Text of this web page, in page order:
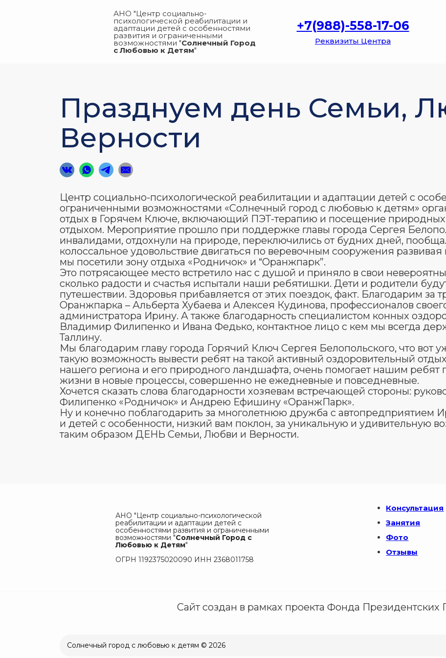
АНО "Центр социально-
психологической реабилитации и
адаптации детей с особенностями
развития и ограниченными
возможностями "Солнечный Город
с Любовью к Детям"
+7(988)-558-17-06
Реквизиты Центра
Празднуем день Семьи,
Верности
Центр социально-психологической реабилитации и адаптации детей с
ограниченными возможностями «Солнечный город с любовью к детям»
отдых в Горячем Ключе, включающий ПЭТ-терапию и посещение
отдыхом. Мероприятие прошло при поддержке главы города Сергея
инвалидами, отдохнули на природе, переключились от будних дней,
колоссальное удовольствие двигаться по веревочным сооружения
мы посетили зону отдыха «Родничок» и “Оранжпарк”.
Это потрясающее место встретило нас с душой и приняло в свои
сколько радости и счастья испытали наши ребятишки. Дети и родители
путешествии. Здоровья прибавляется от этих поездок, факт. Благодарим за
Оранжпарка – Альберта Хубаева и Алексея Кудинова, профессионалов
администратора Ирину. А также благодарность специалистом конных
Владимир Филипенко и Ивана Федько, контактное лицо с кем мы всегда
Таллину.
Мы благодарим главу города Горячий Ключ Сергея Белопольского, что вот
такую возможность вывести ребят на такой активный оздоровительный
нашего региона и его природного ландшафта, очень помогает нашим ребят
жизни в новые процессы, совершенно не ежедневные и повседневные.
Хочется сказать слова благодарности хозяевам встречающей стороны:
Филипенко «Родничок» и Андрею Ефишину «ОранжПарк».
Ну и конечно поблагодарить за многолетнюю дружба с автопредприятием
и детей с особенности, низкий вам поклон, за уникальную и удивительную
таким образом ДЕНЬ Семьи, Любви и Верности.
АНО "Центр социально-психологической
реабилитации и адаптации детей с
особенностями развития и ограниченными
возможностями "Солнечный Город с
Любовью к Детям"
ОГРН 1192375020090 ИНН 2368011758
Консультация
Занятия
Фото
Отзывы
Сайт создан в рамках проекта Фонда Президентских
Солнечный город с любовью к детям © 2026